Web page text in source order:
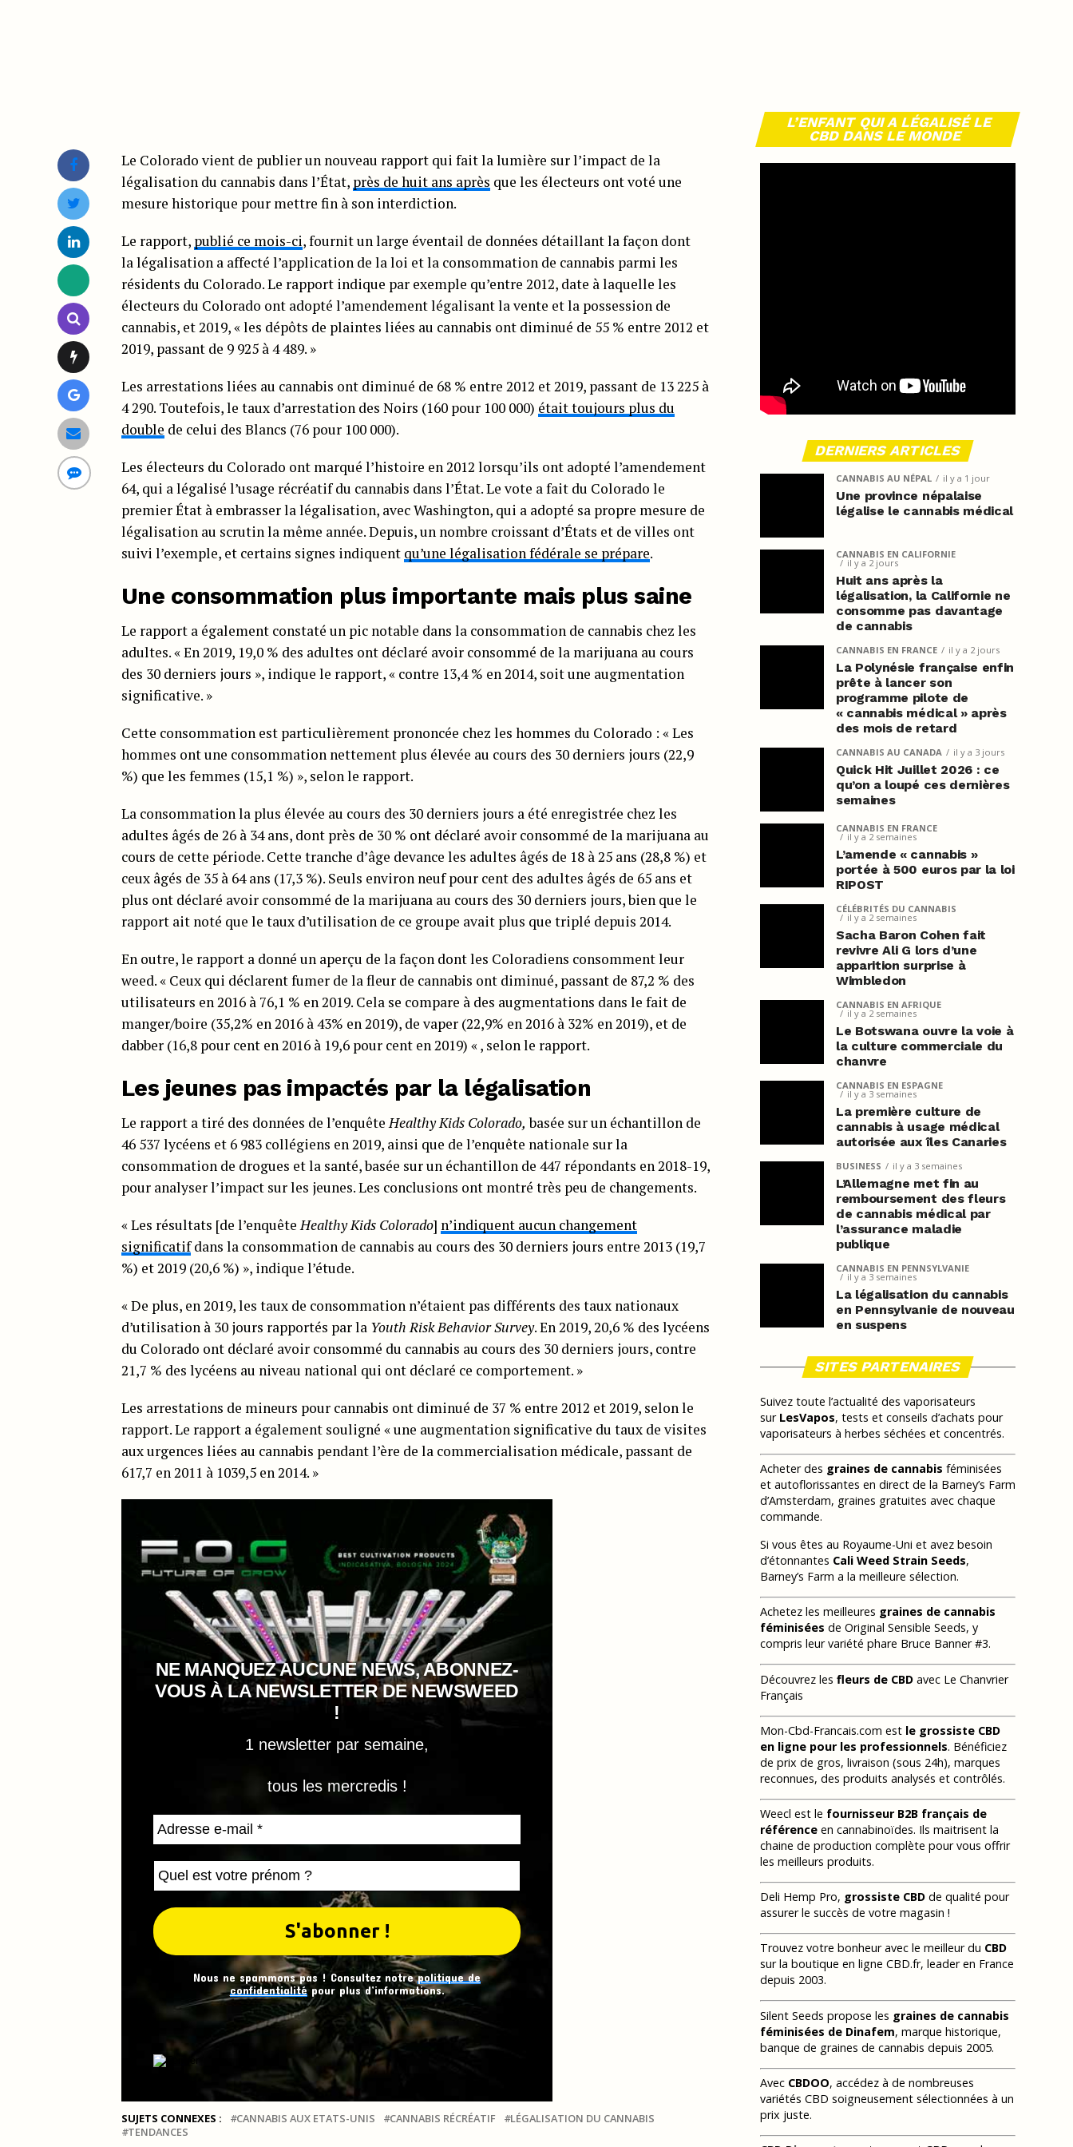
Le Colorado vient de publier un nouveau rapport qui fait la lumière sur l’impact de la
légalisation du cannabis dans l’État, près de huit ans après que les électeurs ont voté une
mesure historique pour mettre fin à son interdiction.
Le rapport, publié ce mois-ci, fournit un large éventail de données détaillant la façon dont
la légalisation a affecté l’application de la loi et la consommation de cannabis parmi les
résidents du Colorado. Le rapport indique par exemple qu’entre 2012, date à laquelle les
électeurs du Colorado ont adopté l’amendement légalisant la vente et la possession de
cannabis, et 2019, « les dépôts de plaintes liées au cannabis ont diminué de 55 % entre 2012 et
2019, passant de 9 925 à 4 489. »
Les arrestations liées au cannabis ont diminué de 68 % entre 2012 et 2019, passant de 13 225 à
4 290. Toutefois, le taux d’arrestation des Noirs (160 pour 100 000) était toujours plus du
double de celui des Blancs (76 pour 100 000).
Les électeurs du Colorado ont marqué l’histoire en 2012 lorsqu’ils ont adopté l’amendement
64, qui a légalisé l’usage récréatif du cannabis dans l’État. Le vote a fait du Colorado le
premier État à embrasser la légalisation, avec Washington, qui a adopté sa propre mesure de
légalisation au scrutin la même année. Depuis, un nombre croissant d’États et de villes ont
suivi l’exemple, et certains signes indiquent qu’une légalisation fédérale se prépare.
Une consommation plus importante mais plus saine
Le rapport a également constaté un pic notable dans la consommation de cannabis chez les
adultes. « En 2019, 19,0 % des adultes ont déclaré avoir consommé de la marijuana au cours
des 30 derniers jours », indique le rapport, « contre 13,4 % en 2014, soit une augmentation
significative. »
Cette consommation est particulièrement prononcée chez les hommes du Colorado : « Les
hommes ont une consommation nettement plus élevée au cours des 30 derniers jours (22,9
%) que les femmes (15,1 %) », selon le rapport.
La consommation la plus élevée au cours des 30 derniers jours a été enregistrée chez les
adultes âgés de 26 à 34 ans, dont près de 30 % ont déclaré avoir consommé de la marijuana au
cours de cette période. Cette tranche d’âge devance les adultes âgés de 18 à 25 ans (28,8 %) et
ceux âgés de 35 à 64 ans (17,3 %). Seuls environ neuf pour cent des adultes âgés de 65 ans et
plus ont déclaré avoir consommé de la marijuana au cours des 30 derniers jours, bien que le
rapport ait noté que le taux d’utilisation de ce groupe avait plus que triplé depuis 2014.
En outre, le rapport a donné un aperçu de la façon dont les Coloradiens consomment leur
weed. « Ceux qui déclarent fumer de la fleur de cannabis ont diminué, passant de 87,2 % des
utilisateurs en 2016 à 76,1 % en 2019. Cela se compare à des augmentations dans le fait de
manger/boire (35,2% en 2016 à 43% en 2019), de vaper (22,9% en 2016 à 32% en 2019), et de
dabber (16,8 pour cent en 2016 à 19,6 pour cent en 2019) « , selon le rapport.
Les jeunes pas impactés par la légalisation
Le rapport a tiré des données de l’enquête Healthy Kids Colorado, basée sur un échantillon de
46 537 lycéens et 6 983 collégiens en 2019, ainsi que de l’enquête nationale sur la
consommation de drogues et la santé, basée sur un échantillon de 447 répondants en 2018-19,
pour analyser l’impact sur les jeunes. Les conclusions ont montré très peu de changements.
« Les résultats [de l’enquête Healthy Kids Colorado] n’indiquent aucun changement
significatifdans la consommation de cannabis au cours des 30 derniers jours entre 2013 (19,7
%) et 2019 (20,6 %) », indique l’étude.
« De plus, en 2019, les taux de consommation n’étaient pas différents des taux nationaux
d’utilisation à 30 jours rapportés par la Youth Risk Behavior Survey. En 2019, 20,6 % des lycéens
du Colorado ont déclaré avoir consommé du cannabis au cours des 30 derniers jours, contre
21,7 % des lycéens au niveau national qui ont déclaré ce comportement. »
Les arrestations de mineurs pour cannabis ont diminué de 37 % entre 2012 et 2019, selon le
rapport. Le rapport a également souligné « une augmentation significative du taux de visites
aux urgences liées au cannabis pendant l’ère de la commercialisation médicale, passant de
617,7 en 2011 à 1039,5 en 2014. »
NE MANQUEZ AUCUNE NEWS, ABONNEZ-
VOUS À LA NEWSLETTER DE NEWSWEED
!
1 newsletter par semaine,
tous les mercredis !
Nous ne spammons pas ! Consultez notrepolitique de
confidentialitépour plus d’informations.
SUJETS CONNEXES : CANNABIS AUX ETATS-UNIS CANNABIS RÉCRÉATIF
LÉGALISATION DU CANNABIS
TENDANCES
L’ENFANT QUI A LÉGALISÉ LE
CBD DANS LE MONDE
DERNIERS ARTICLES
CANNABIS AU NÉPAL il y a 1 jour
Une province népalaise
légalise le cannabis médical
CANNABIS EN CALIFORNIE
il y a 2 jours
Huit ans après la
légalisation, la Californie ne
consomme pas davantage
de cannabis
CANNABIS EN FRANCE il y a 2 jours
La Polynésie française enfin
prête à lancer son
programme pilote de
« cannabis médical » après
des mois de retard
CANNABIS AU CANADA il y a 3 jours
Quick Hit Juillet 2026 : ce
qu’on a loupé ces dernières
semaines
CANNABIS EN FRANCE
il y a 2 semaines
L’amende « cannabis »
portée à 500 euros par la loi
RIPOST
CÉLÉBRITÉS DU CANNABIS
il y a 2 semaines
Sacha Baron Cohen fait
revivre Ali G lors d’une
apparition surprise à
Wimbledon
CANNABIS EN AFRIQUE
il y a 2 semaines
Le Botswana ouvre la voie à
la culture commerciale du
chanvre
CANNABIS EN ESPAGNE
il y a 3 semaines
La première culture de
cannabis à usage médical
autorisée aux îles Canaries
BUSINESS il y a 3 semaines
L’Allemagne met fin au
remboursement des fleurs
de cannabis médical par
l’assurance maladie
publique
CANNABIS EN PENNSYLVANIE
il y a 3 semaines
La légalisation du cannabis
en Pennsylvanie de nouveau
en suspens
SITES PARTENAIRES
Suivez toute l’actualité des vaporisateurs
sur LesVapos, tests et conseils d’achats pour
vaporisateurs à herbes séchées et concentrés.
Acheter des graines de cannabis féminisées
et autoflorissantes en direct de la Barney’s Farm
d’Amsterdam, graines gratuites avec chaque
commande.
Si vous êtes au Royaume-Uni et avez besoin
d’étonnantes Cali Weed Strain Seeds,
Barney’s Farm a la meilleure sélection.
Achetez les meilleures graines de cannabis
féminisées de Original Sensible Seeds, y
compris leur variété phare Bruce Banner #3.
Découvrez les fleurs de CBD avec Le Chanvrier
Français
Mon-Cbd-Francais.com est le grossiste CBD
en ligne pour les professionnels. Bénéficiez
de prix de gros, livraison (sous 24h), marques
reconnues, des produits analysés et contrôlés.
Weecl est le fournisseur B2B français de
référence en cannabinoïdes. Ils maitrisent la
chaine de production complète pour vous offrir
les meilleurs produits.
Deli Hemp Pro, grossiste CBD de qualité pour
assurer le succès de votre magasin !
Trouvez votre bonheur avec le meilleur du CBD
sur la boutique en ligne CBD.fr, leader en France
depuis 2003.
Silent Seeds propose les graines de cannabis
féminisées de Dinafem, marque historique,
banque de graines de cannabis depuis 2005.
Avec CBDOO, accédez à de nombreuses
variétés CBD soigneusement sélectionnées à un
prix juste.